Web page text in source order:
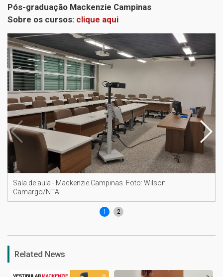
Pós-graduação Mackenzie Campinas
Sobre os cursos: clique aqui
Sala de aula - Mackenzie Campinas. Foto: Wilson
Camargo/NTAI.
1 2
Related News